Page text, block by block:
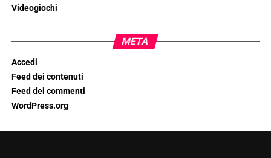
Videogiochi
META
Accedi
Feed dei contenuti
Feed dei commenti
WordPress.org